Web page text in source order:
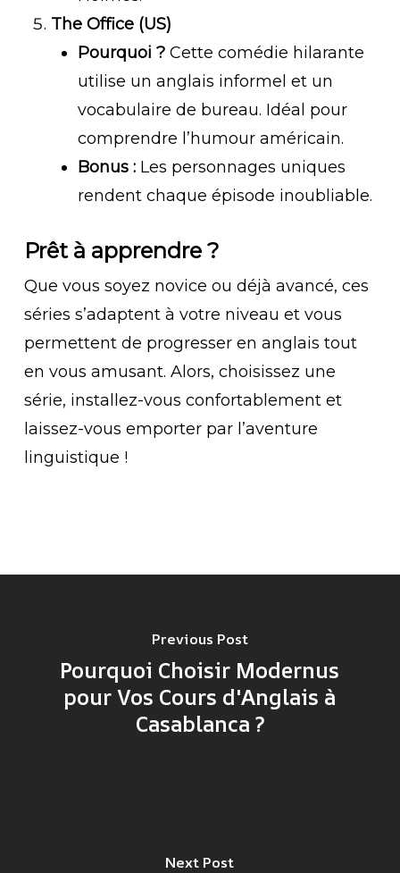
The Office (US)
Pourquoi ?Cette comédie hilarante
utilise un anglais informel et un
vocabulaire de bureau. Idéal pour
comprendre l’humour américain.
Bonus :Les personnages uniques
rendent chaque épisode inoubliable.
Prêt à apprendre ?
Que vous soyez novice ou déjà avancé, ces
séries s’adaptent à votre niveau et vous
permettent de progresser en anglais tout
en vous amusant. Alors, choisissez une
série, installez-vous confortablement et
laissez-vous emporter par l’aventure
linguistique !
Previous Post
Pourquoi Choisir Modernus
pour Vos Cours d'Anglais à
Casablanca ?
Next Post